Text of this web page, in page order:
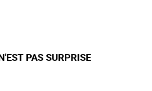
PAS SURPRISE